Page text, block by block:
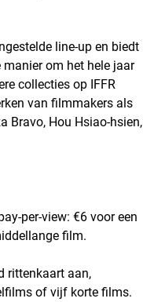
line-up en biedt
om het hele jaar
collecties op IFFR
van filmmakers als
Bravo, Hou Hsiao-hsien,
per-view: €6 voor een
film.
rittenkaart aan,
of vijf korte films.